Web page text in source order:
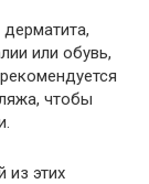
или обувь,
чтобы
из этих